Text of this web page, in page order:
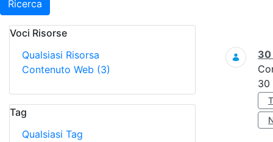
Ricerca
Voci Risorse
Qualsiasi Risorsa
Contenuto Web (3)
Tag
Qualsiasi Tag
Ricerca
30
30